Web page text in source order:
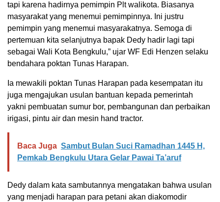
tapi karena hadirnya pemimpin Plt walikota. Biasanya
masyarakat yang menemui pemimpinnya. Ini justru
pemimpin yang menemui masyarakatnya. Semoga di
pertemuan kita selanjutnya bapak Dedy hadir lagi tapi
sebagai Wali Kota Bengkulu,” ujar WF Edi Henzen selaku
bendahara poktan Tunas Harapan.
Ia mewakili poktan Tunas Harapan pada kesempatan itu
juga mengajukan usulan bantuan kepada pemerintah
yakni pembuatan sumur bor, pembangunan dan perbaikan
irigasi, pintu air dan mesin hand tractor.
Baca Juga Sambut Bulan Suci Ramadhan 1445 H,
Pemkab Bengkulu Utara Gelar Pawai Ta’aruf
Dedy dalam kata sambutannya mengatakan bahwa usulan
yang menjadi harapan para petani akan diakomodir